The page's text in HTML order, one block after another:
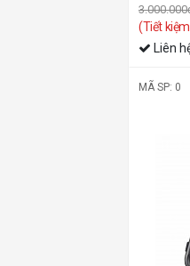
(Tiết
Liên
MÃ SP: 0